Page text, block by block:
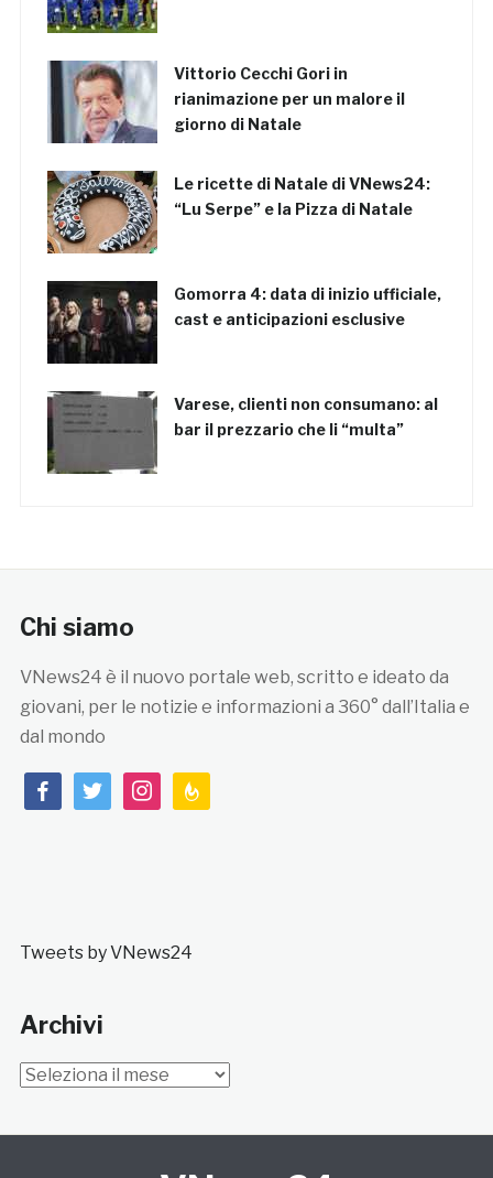
Vittorio Cecchi Gori in
rianimazione per un malore il
giorno di Natale
Le ricette di Natale di VNews24:
“Lu Serpe” e la Pizza di Natale
Gomorra 4: data di inizio ufficiale,
cast e anticipazioni esclusive
Varese, clienti non consumano: al
bar il prezzario che li “multa”
Chi siamo
VNews24 è il nuovo portale web, scritto e ideato da
giovani, per le notizie e informazioni a 360° dall’Italia e
dal mondo
facebooktwitterinstagramfeedburner
Tweets by VNews24
Archivi
Archivi